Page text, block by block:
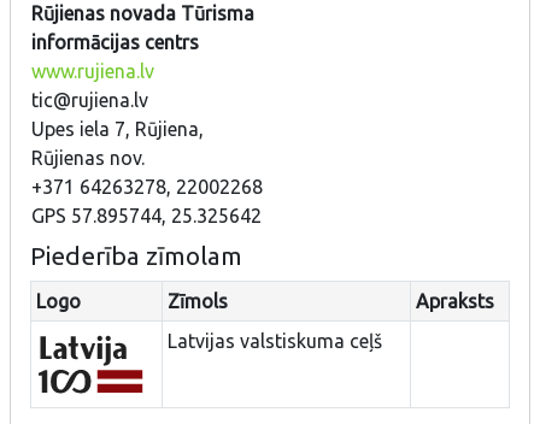
Rūjienas novada Tūrisma
informācijas centrs
www.rujiena.lv
tic@rujiena.lv
Upes iela 7, Rūjiena,
Rūjienas nov.
+371 64263278, 22002268
GPS 57.895744, 25.325642
Piederība zīmolam
Logo Zīmols
Apraksts
Latvijas valstiskuma ceļš